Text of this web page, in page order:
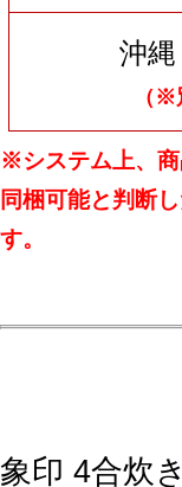
沖
（※
※システム上、商
同梱可能と判断
す。
象印 4合炊